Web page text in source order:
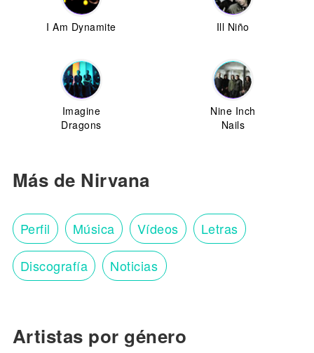
I Am Dynamite Ill Niño
Imagine
Dragons
Nine Inch
Nails
Más de Nirvana
Perfil Música Vídeos Letras
Discografía Noticias
Artistas por género